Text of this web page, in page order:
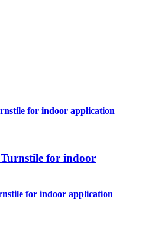
for indoor